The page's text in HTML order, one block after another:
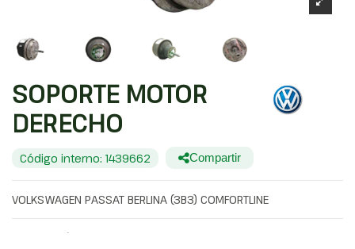
SOPORTE MOTOR
DERECHO
Código interno: 1439662 Compartir
VOLKSWAGEN PASSAT BERLINA (3B3) COMFORTLINE
Sin IVA